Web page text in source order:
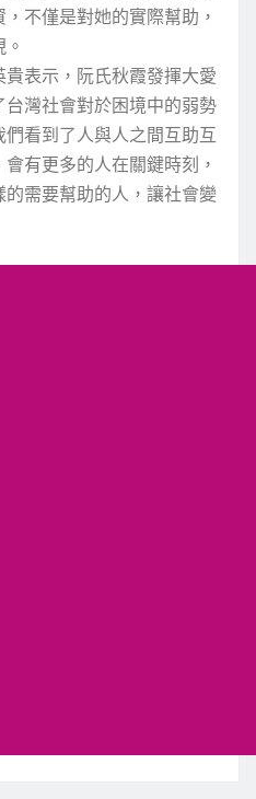
不僅是對她的實際幫助，
表示，阮氏秋霞發揮大愛
灣社會對於困境中的弱勢
看到了人與人之間互助互
有更多的人在關鍵時刻，
需要幫助的人，讓社會變